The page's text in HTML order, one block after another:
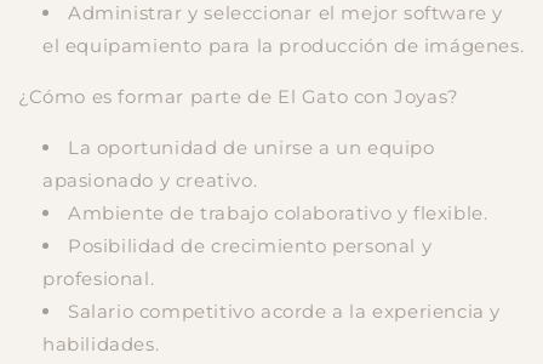
Administrar y seleccionar el mejor software y
el equipamiento para la producción de imágenes.
¿Cómo es formar parte de El Gato con Joyas?
La oportunidad de unirse a un equipo
apasionado y creativo.
Ambiente de trabajo colaborativo y flexible.
Posibilidad de crecimiento personal y
profesional.
Salario competitivo acorde a la experiencia y
habilidades.